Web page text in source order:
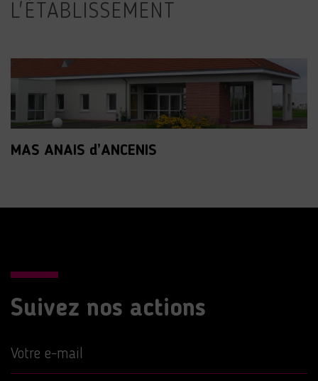
L'ÉTABLISSEMENT
MAS ANAIS d’ANCENIS
Suivez nos actions
Votre e-mail